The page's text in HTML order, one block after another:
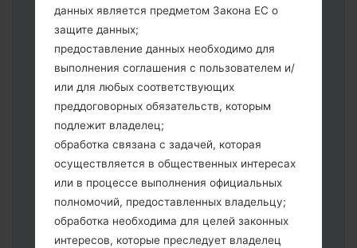
Подключите USB кабель и нажмите
клавиши: уменьшение звука и Bixbi.
Нажмите и удерживайте клавиши:
питания и увеличения громкости
Далее подключите к компьютеру,
программа Odin должна определить
Ваш девайс и "COM port number"
появится на экране.
Укажите только "F.Reset" время и "Auto-
Reboot".
В конце нажмите кнопку "Start". Ваше
устройство перезагрузится и
отсоединится от ПК.
данных является предметом Закона ЕС о
защите данных;
предоставление данных необходимо для
выполнения соглашения с пользователем и/
или для любых соответствующих
преддоговорных обязательств, которым
подлежит владелец;
обработка связана с задачей, которая
осуществляется в общественных интересах
или в процессе выполнения официальных
полномочий, предоставленных владельцу;
обработка необходима для целей законных
интересов, которые преследует владелец